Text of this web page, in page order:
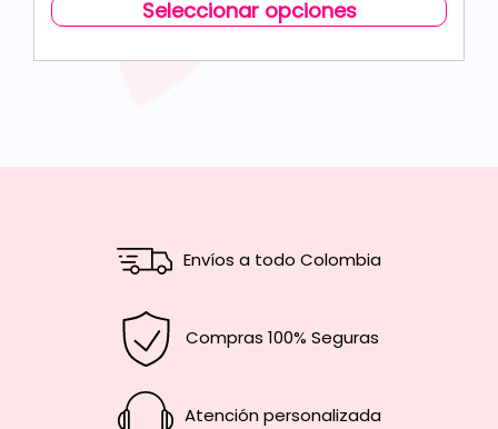
Seleccionar opciones
Envíos a todo Colombia
Compras 100% Seguras
Atención personalizada